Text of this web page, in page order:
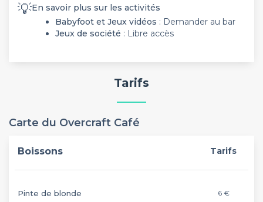
💡En savoir plus sur les activités
Babyfoot et Jeux vidéos : Demander au bar
Jeux de société : Libre accès
Tarifs
Carte du Overcraft Café
Boissons Tarifs
Pinte de blonde 6 €